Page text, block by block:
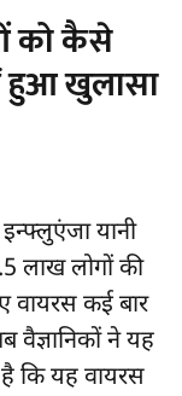
को कैसे
हुआ खुलासा
यानी
लाख लोगों की
वायरस कई बार
वैज्ञानिकों ने यह
कि यह वायरस